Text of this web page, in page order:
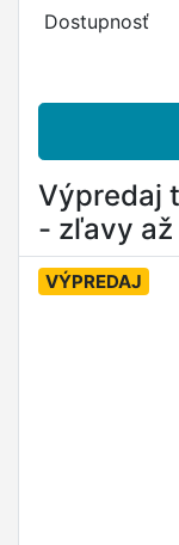
Dostupnosť
Výpredaj
- zľavy až
VÝPREDAJ